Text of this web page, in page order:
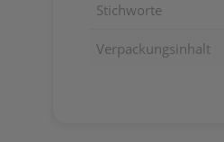
Stichworte
Verpackungsinhalt